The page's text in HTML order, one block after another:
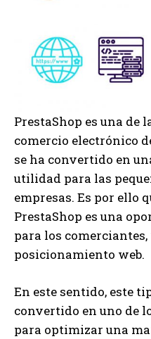
PrestaShop es una de
comercio electrónico
se ha convertido en
utilidad para las
empresas. Es por ello
PrestaShop es una
para los
posicionamiento web.
En este sentido, este
convertido en uno de
para optimizar una